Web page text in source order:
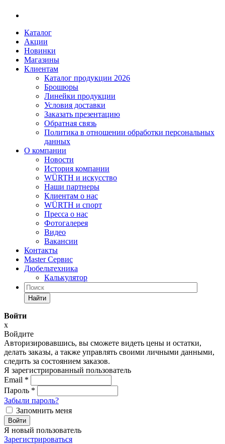
Каталог
Акции
Новинки
Магазины
Клиентам
Каталог продукции 2026
Брошюры
Линейки продукции
Условия доставки
Заказать презентацию
Обратная связь
Политика в отношении обработки персональных
данных
О компании
Новости
История компании
WÜRTH и искусство
Наши партнеры
Клиентам о нас
WÜRTH и спорт
Пресса о нас
Фотогалерея
Видео
Вакансии
Контакты
Master Сервис
Дюбельтехника
Калькулятор
Найти
Войти
x
Войдите
Авторизировавшись, вы сможете видеть цены и остатки,
делать заказы, а также управлять своими личными данными,
следить за состоянием заказов.
Я зарегистрированный пользователь
Email *
Пароль *
Забыли пароль?
Запомнить меня
Войти
Я новый пользователь
Зарегистрироваться